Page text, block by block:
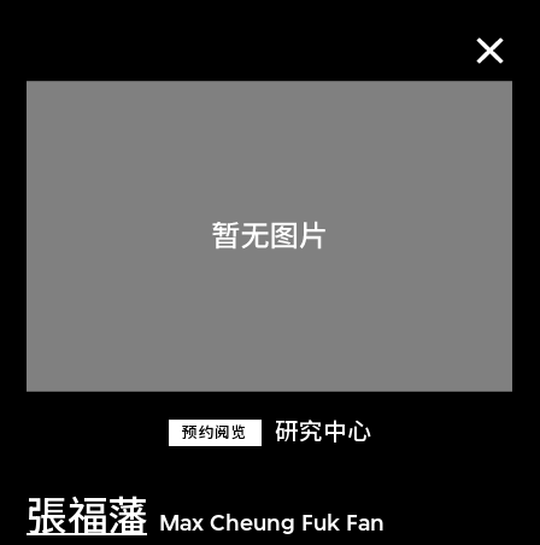
预约阅览 研究中心
張福藩 Max Cheung Fuk Fan
关于M+藏品
探索世界顶级的二十及二十一世纪视觉
文化藏品。